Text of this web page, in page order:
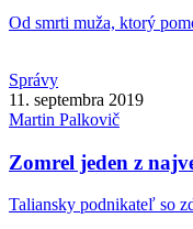
Od smrti muža, ktorý
Správy
11. septembra 2019
Martin Palkovič
Zomrel jeden z
Taliansky podnikateľ so